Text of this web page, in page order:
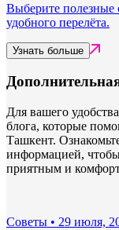
Выберите полезные
удобного перелёта.
Узнать больше
Для вашего
блога, которые
Ташкент.
информацией,
приятным и
Советы • 29 июля,